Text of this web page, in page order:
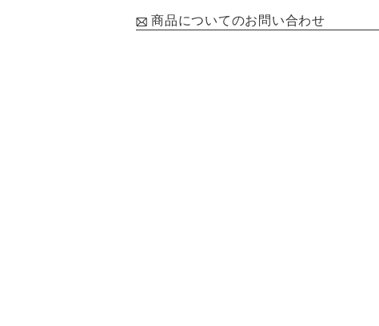
商品についてのお問い合わせ